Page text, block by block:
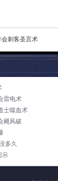
刺客圣言术
雷电术
士噬血术
飓风破
多久
示